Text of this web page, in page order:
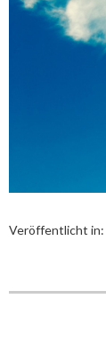
Veröffentlicht in: